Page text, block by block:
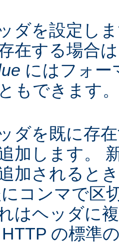
ダを設定し
在する場合
にはフォー
もできます。
ダを既に存
加します。
加されると
コンマで区
はヘッダに
の標準